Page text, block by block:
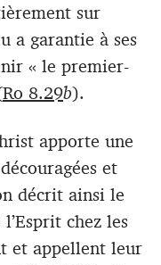
sur
a garantie à ses
« le premier-
Ro 8.29b).
apporte une
et
décrit ainsi le
chez les
et appellent leur